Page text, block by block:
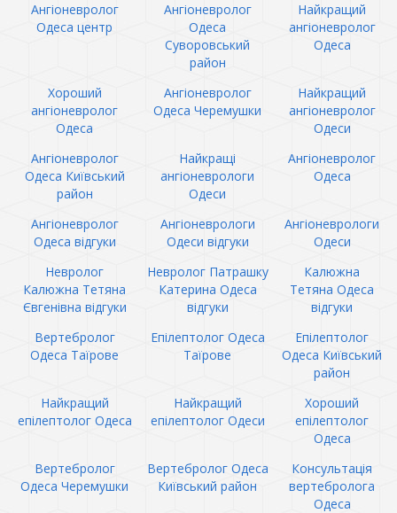
Ангіоневролог
Одеса центр
Ангіоневролог
Одеса
Суворовський
район
Найкращий
ангіоневролог
Одеса
Хороший
ангіоневролог
Одеса
Ангіоневролог
Одеса Черемушки
Найкращий
ангіоневролог
Одеси
Ангіоневролог
Одеса Київський
район
Найкращі
ангіоневрологи
Одеси
Ангіоневролог
Одеса
Ангіоневролог
Одеса відгуки
Ангіоневрологи
Одеси відгуки
Ангіоневрологи
Одеси
Невролог
Калюжна Тетяна
Євгенівна відгуки
Невролог Патрашку
Катерина Одеса
відгуки
Калюжна
Тетяна Одеса
відгуки
Вертебролог
Одеса Таїрове
Епілептолог Одеса
Таїрове
Епілептолог
Одеса Київський
район
Найкращий
епілептолог Одеса
Найкращий
епілептолог Одеси
Хороший
епілептолог
Одеса
Вертебролог
Одеса Черемушки
Вертебролог Одеса
Київський район
Консультація
вертебролога
Одеса